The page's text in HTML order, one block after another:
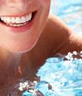
italienske